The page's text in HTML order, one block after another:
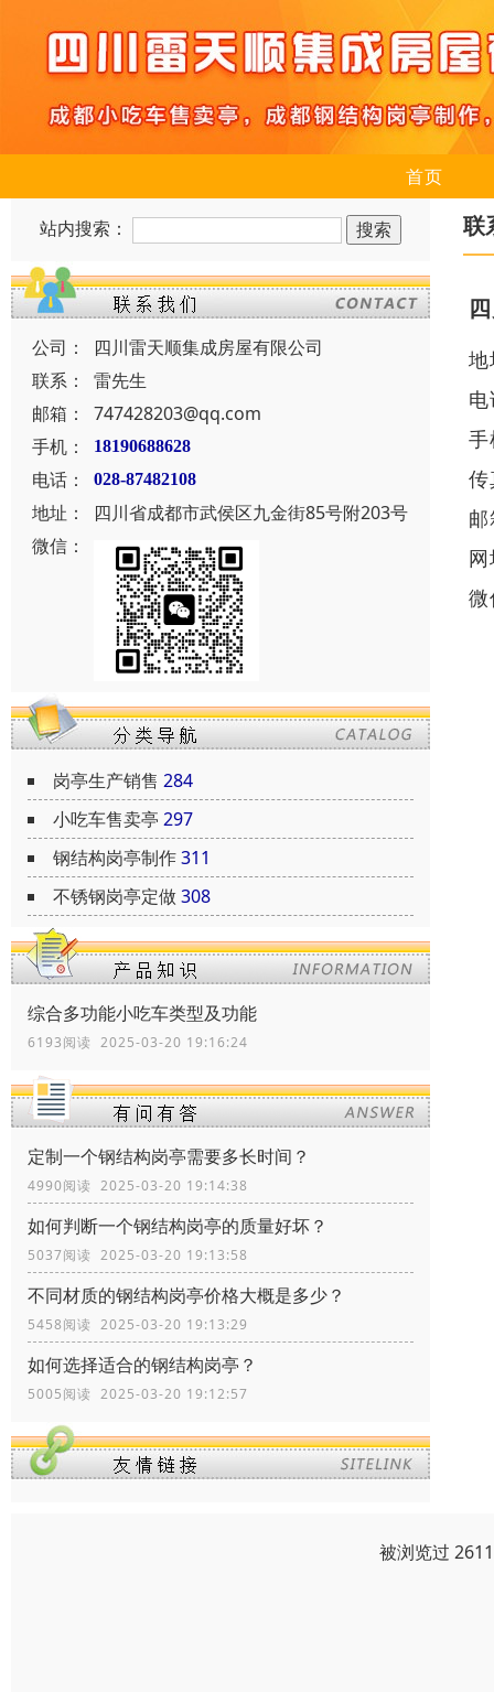
首页
站内搜索：
公司：
四川雷天顺集成房屋有限公司
联系：
雷先生
邮箱：
747428203@qq.com
手机：
18190688628
电话： 028-87482108
地址：
四川省成都市武侯区九金街85号附203号
微信：
岗亭生产销售 284
小吃车售卖亭 297
钢结构岗亭制作311
不锈钢岗亭定做308
综合多功能小吃车类型及功能
6193阅读 2025-03-20 19:16:24
定制一个钢结构岗亭需要多长时间？
4990阅读 2025-03-20 19:14:38
如何判断一个钢结构岗亭的质量好坏？
5037阅读 2025-03-20 19:13:58
不同材质的钢结构岗亭价格大概是多少？
5458阅读 2025-03-20 19:13:29
如何选择适合的钢结构岗亭？
5005阅读 2025-03-20 19:12:57
联
被浏览过